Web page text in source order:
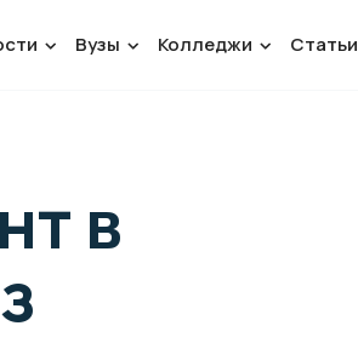
Вузы Колледжи Статьи
в